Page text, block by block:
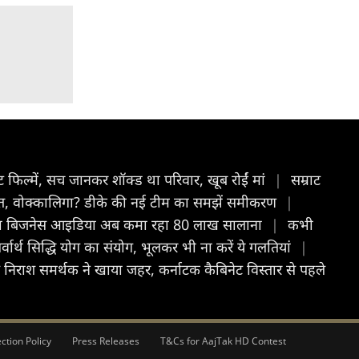
सच जानकर शॉक्ड था परिवार, खूब रोईं मां |
सम्राट
डीके की नई टीम का समझें समीकरण |
बिजनेस आइडिया अब कमा रहा 80 लाख सालाना |
कभी
सिद्धि योग का संयोग, भूलकर भी ना करें ये गलतियां
|
समर्थक ने खाया जहर, कर्नाटक कैबिनेट विस्तार से पहले
Policy Press Releases T&Cs for AajTak HD Contest